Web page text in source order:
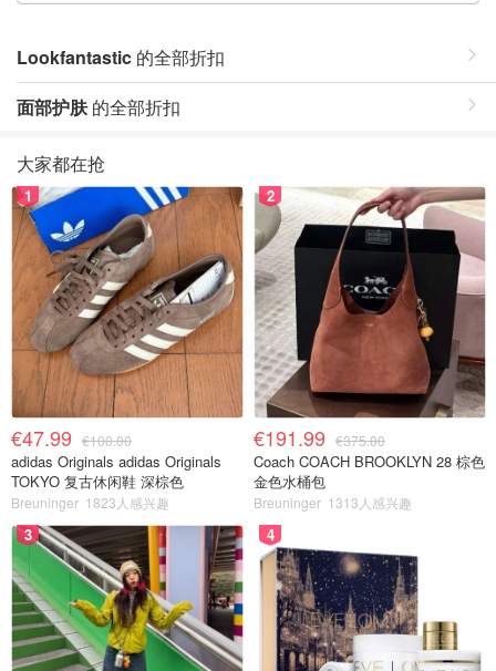
Lookfantastic 的全部折扣
面部护肤的全部折扣
大家都在抢
1
€47.99 €100.00
adidas Originals adidas Originals
TOKYO 复古休闲鞋 深棕色
Breuninger 1823人感兴趣
2
€191.99 €375.00
Coach COACH BROOKLYN 28 棕色
金色水桶包
Breuninger 1313人感兴趣
3 4